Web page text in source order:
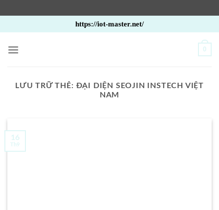
qua
nội
https://iot-master.net/
0
LƯU TRỮ THẺ: ĐẠI DIỆN SEOJIN INSTECH VIỆT
NAM
16
Th9